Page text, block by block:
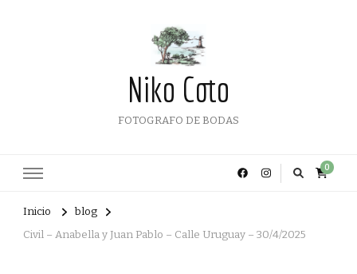
Niko Coto
FOTOGRAFO DE BODAS
0
Inicio
blog
Civil – Anabella y Juan Pablo – Calle Uruguay – 30/4/2025